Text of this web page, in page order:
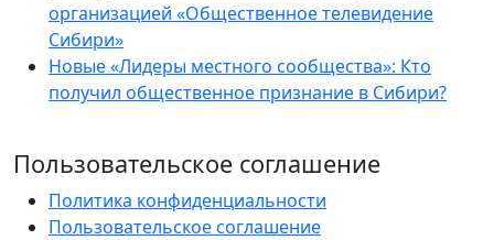
организацией «Общественное телевидение
Сибири»
Новые «Лидеры местного сообщества»: Кто
получил общественное признание в Сибири?
Пользовательское соглашение
Политика конфиденциальности
Пользовательское соглашение